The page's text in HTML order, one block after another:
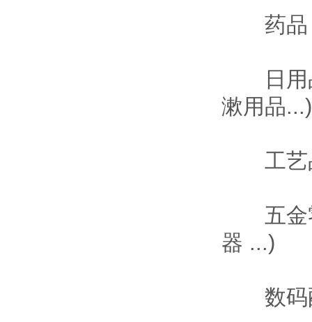
药品 (
日用品
漱用品...)
工艺品
五金零
器 ...)
数码配